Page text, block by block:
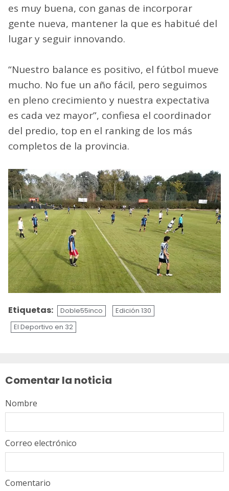
es muy buena, con ganas de incorporar
gente nueva, mantener la que es habitué del
lugar y seguir innovando.
“Nuestro balance es positivo, el fútbol mueve
mucho. No fue un año fácil, pero seguimos
en pleno crecimiento y nuestra expectativa
es cada vez mayor”, confiesa el coordinador
del predio, top en el ranking de los más
completos de la provincia.
Etiquetas: Doble55inco
Edición 130
El Deportivo en 32
Comentar la noticia
Comentario
Nombre
Correo electrónico